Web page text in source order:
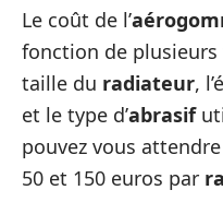
Le coût de l’
fonction de
taille du radiateur,
et le type d’abrasif
pouvez vous
50 et 150 euros par